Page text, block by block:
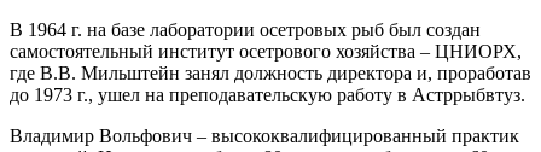
В 1964 г. на базе лаборатории осетровых рыб был создан
самостоятельный институт осетрового хозяйства – ЦНИОРХ,
где В.В. Мильштейн занял должность директора и, проработав
до 1973 г., ушел на преподавательскую работу в Астррыбвтуз.
Владимир Вольфович – высококвалифицированный практик